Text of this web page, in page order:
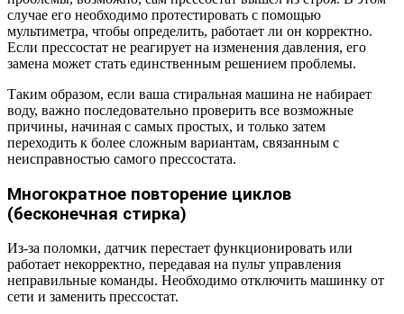
случае его необходимо протестировать с помощью
мультиметра, чтобы определить, работает ли он корректно.
Если прессостат не реагирует на изменения давления, его
замена может стать единственным решением проблемы.
Таким образом, если ваша стиральная машина не набирает
воду, важно последовательно проверить все возможные
причины, начиная с самых простых, и только затем
переходить к более сложным вариантам, связанным с
неисправностью самого прессостата.
Многократное повторение циклов
(бесконечная стирка)
Из-за поломки, датчик перестает функционировать или
работает некорректно, передавая на пульт управления
неправильные команды. Необходимо отключить машинку от
сети и заменить прессостат.